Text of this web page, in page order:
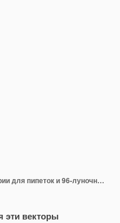
Элементы научной лаборатории для пипеток и 96-луночных планшетов
эти векторы